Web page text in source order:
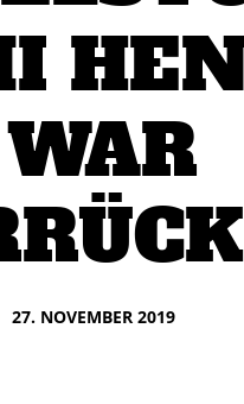
27. NOVEMBER 2019